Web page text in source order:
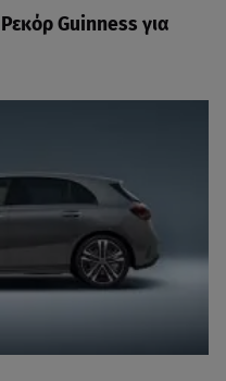
Guinness για